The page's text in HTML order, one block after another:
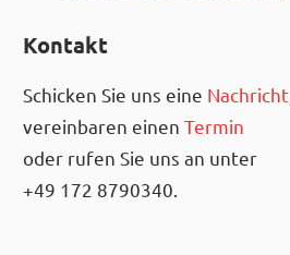
Kontakt
Schicken Sie uns eine Nachricht
vereinbaren einenTermin
oder rufen Sie uns an unter
+49 172 8790340.